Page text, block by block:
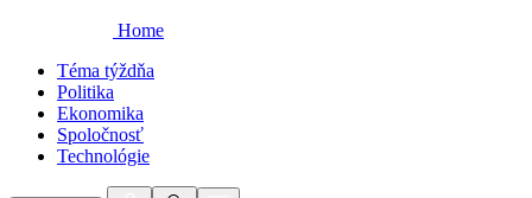
Home
Téma týždňa
Politika
Ekonomika
Spoločnosť
Technológie